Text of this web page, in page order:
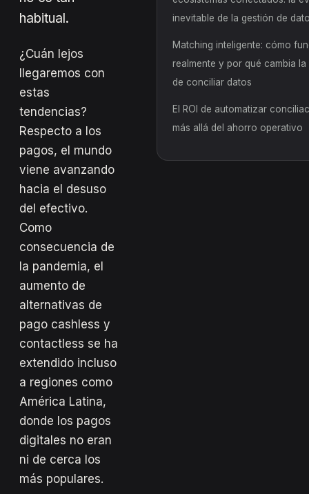
habitual.
¿Cuán lejos
llegaremos con
estas
tendencias?
Respecto a los
pagos, el mundo
viene avanzando
hacia el desuso
del efectivo.
Como
consecuencia de
la pandemia, el
aumento de
alternativas de
pago cashless y
contactless se ha
extendido incluso
a regiones como
América Latina,
donde los pagos
digitales no eran
ni de cerca los
más populares.
inevitable de la gestión de
Matching inteligente: cómo
realmente y por qué cambia
de conciliar datos
El ROI de automatizar
más allá del ahorro operativo